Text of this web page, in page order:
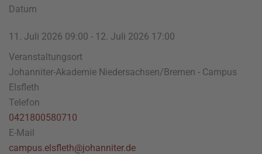
Datum
11. Juli 2026 09:00 - 12. Juli 2026 17:00
Veranstaltungsort
Johanniter-Akademie Niedersachsen/Bremen - Campus
Elsfleth
Telefon
0421800580710
E-Mail
campus.elsfleth@johanniter.de